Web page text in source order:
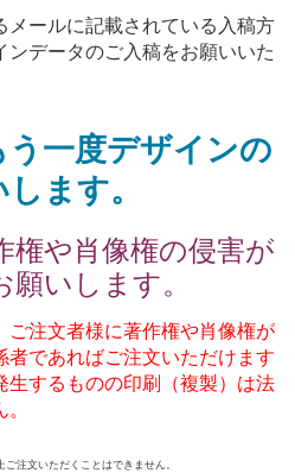
メールに記載されている入稿方
データのご入稿をお願いいた
う一度デザインの
ます。
権や肖像権の侵害が
いします。
ご注文者様に著作権や肖像権が
者であればご注文いただけます
生するものの印刷（複製）は法
注文いただくことはできません。